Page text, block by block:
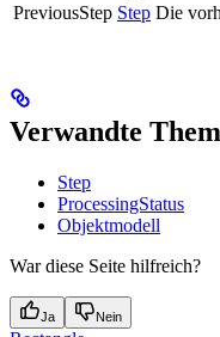
PreviousStep Step Die
Verwandte
Step
ProcessingStatus
Objektmodell
War diese Seite hilfreich?
Ja Nein